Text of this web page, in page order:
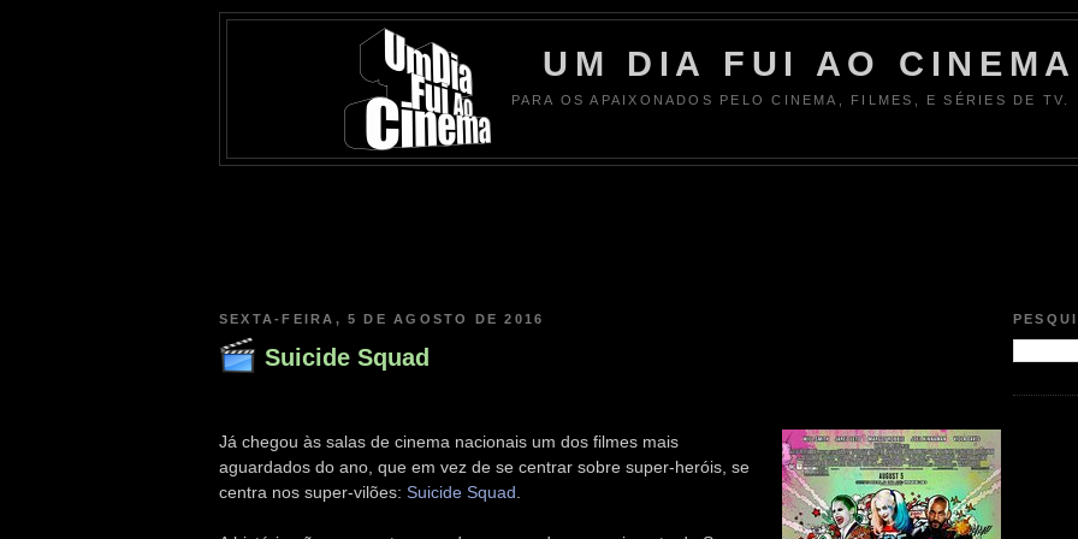
UM DIA FUI AO CINEMA
PARA OS APAIXONADOS PELO CINEMA, FILMES, E SÉRIES DE TV.
SEXTA-FEIRA, 5 DE AGOSTO DE 2016
Suicide Squad
Já chegou às salas de cinema nacionais um dos filmes mais
aguardados do ano, que em vez de se centrar sobre super-heróis, se
centra nos super-vilões: Suicide Squad